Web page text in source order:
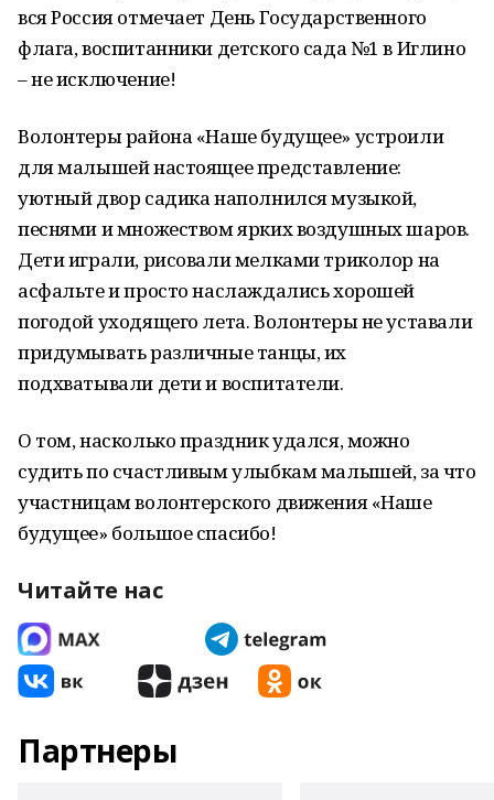
вся Россия отмечает День Государственного
флага, воспитанники детского сада №1 в Иглино
– не исключение!
Волонтеры района «Наше будущее» устроили
для малышей настоящее представление:
уютный двор садика наполнился музыкой,
песнями и множеством ярких воздушных шаров.
Дети играли, рисовали мелками триколор на
асфальте и просто наслаждались хорошей
погодой уходящего лета. Волонтеры не уставали
придумывать различные танцы, их
подхватывали дети и воспитатели.
О том, насколько праздник удался, можно
судить по счастливым улыбкам малышей, за что
участницам волонтерского движения «Наше
будущее» большое спасибо!
Читайте нас
Партнеры